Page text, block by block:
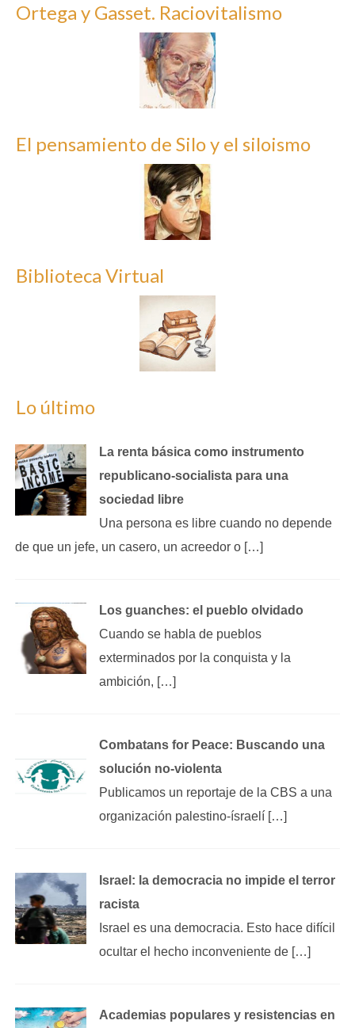
Ortega y Gasset. Raciovitalismo
El pensamiento de Silo y el siloismo
Biblioteca Virtual
Lo último
La renta básica como instrumento
republicano‑socialista para una
sociedad libre
Una persona es libre cuando no depende
de que un jefe, un casero, un acreedor o […]
Los guanches: el pueblo olvidado
Cuando se habla de pueblos
exterminados por la conquista y la
ambición, […]
Combatans for Peace: Buscando una
solución no-violenta
Publicamos un reportaje de la CBS a una
organización palestino-ísraelí […]
Israel: la democracia no impide el terror
racista
Israel es una democracia. Esto hace difícil
ocultar el hecho inconveniente de […]
Academias populares y resistencias en